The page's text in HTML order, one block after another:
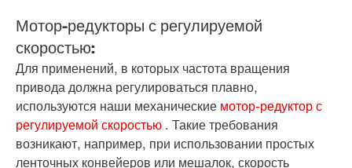
Мотор-редукторы с регулируемой
скоростью:
Для применений, в которых частота вращения
привода должна регулироваться плавно,
используются наши механические мотор-редуктор с
регулируемой скоростью . Такие требования
возникают, например, при использовании простых
ленточных конвейеров или мешалок, скорость